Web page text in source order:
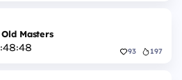
Masters
:48:47 93 197